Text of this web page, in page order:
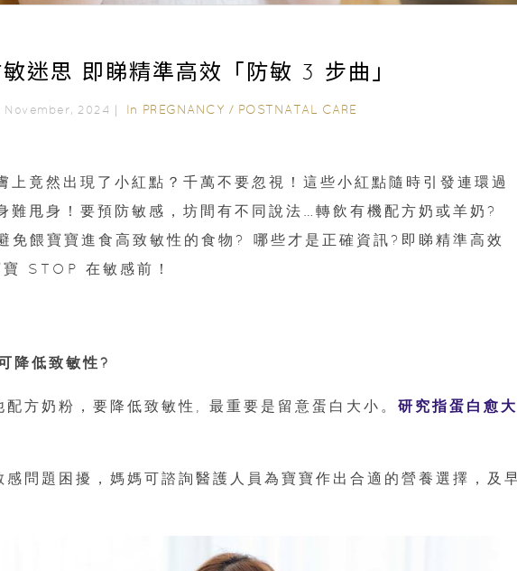
迷思 即睇精準高效「防敏 3 步曲」
November, 2024｜ In PREGNANCY / POSTNATAL CARE
上竟然出現了小紅點？千萬不要忽視！這些小紅點隨時引發連環過
難甩身！要預防敏感，坊間有不同說法…轉飲有機配方奶或羊奶?
免餵寶寶進食高致敏性的食物? 哪些才是正確資訊?即睇精準高效
寶 STOP 在敏感前！
降低致敏性?
方奶粉，要降低致敏性, 最重要是留意蛋白大小。 研究指蛋白愈
感問題困擾，媽媽可諮詢醫護人員為寶寶作出合適的營養選擇，及